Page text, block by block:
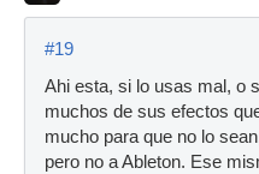
#19
Ahi esta, si lo usas mal, o
muchos de sus efectos
mucho para que no lo
pero no a Ableton. Ese